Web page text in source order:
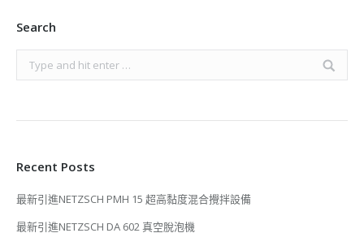
Search
Search:
Recent Posts
最新引進NETZSCH PMH 15 超高黏度混合攪拌設備
最新引進NETZSCH DA 602 真空脫泡機